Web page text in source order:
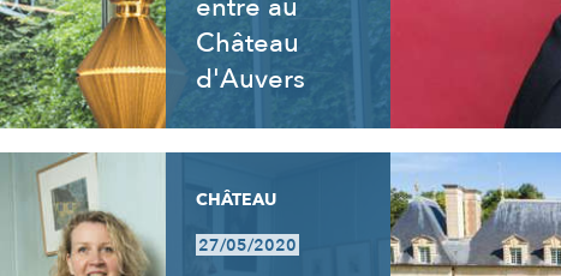
entre au
Château
d'Auvers
CHÂTEAU
27/05/2020